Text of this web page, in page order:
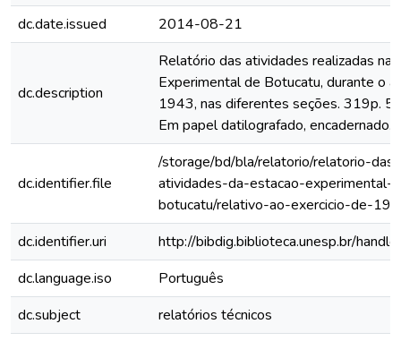
dc.date.issued
2014-08-21
dc.description
Relatório das atividades realizadas na
Experimental de Botucatu, durante o
1943, nas diferentes seções. 319p. 5
Em papel datilografado, encadernado.
dc.identifier.file
/storage/bd/bla/relatorio/relatorio-das-
atividades-da-estacao-experimental-
botucatu/relativo-ao-exercicio-de-
dc.identifier.uri
http://bibdig.biblioteca.unesp.br/
dc.language.iso
Português
dc.subject
relatórios técnicos